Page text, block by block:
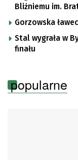
Bliźniemu im.
Gorzowska
Stal wygrała w
finału
popularne